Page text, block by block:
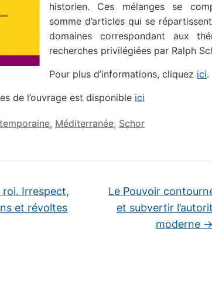
historien. Ces mélanges se
somme d’articles qui se
domaines correspondant aux
recherches privilégiées par Ralph
Pour plus d’informations, cliquez ici.
de l’ouvrage est disponible ici
, Méditerranée, Schor
roi. Irrespect,
et révoltes
Le Pouvoir
et subvertir
moderne →